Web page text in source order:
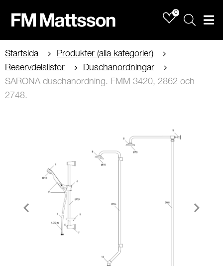
0
Sök
Startsida
Produkter (alla kategorier)
Reservdelslistor
Duschanordningar
SARONA duschanordning. FMM 3420, 2862 och
2748.